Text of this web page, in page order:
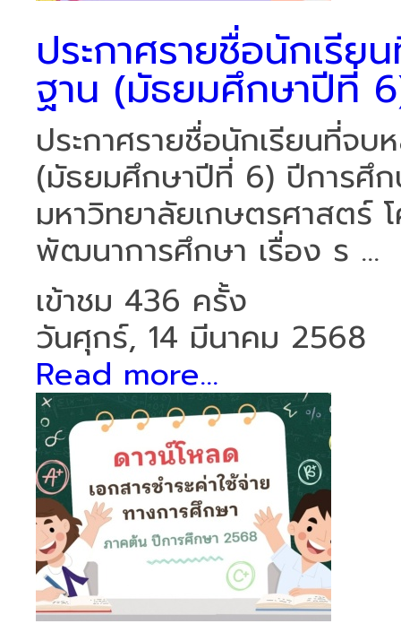
ประกาศรายชื่อนักเรี
ฐาน (มัธยมศึกษาปีที่
ประกาศรายชื่อนักเรียนที่จ
(มัธยมศึกษาปีที่ 6) ปีการศึ
มหาวิทยาลัยเกษตรศาสตร์
พัฒนาการศึกษา เรื่อง ร ...
เข้าชม 436 ครั้ง
วันศุกร์, 14 มีนาคม 2568
Read more...